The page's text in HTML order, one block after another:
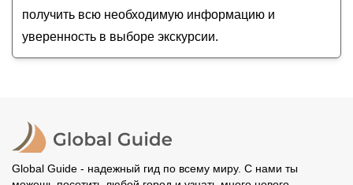
получить всю необходимую информацию и
уверенность в выборе экскурсии.
Global Guide - надежный гид по всему миру. С нами ты